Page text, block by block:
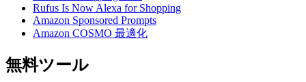
Rufus Is Now Alexa for Shopping
Amazon Sponsored Prompts
Amazon COSMO 最適化
無料ツール